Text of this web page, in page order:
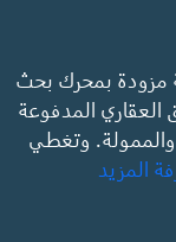
مزودة بمحرك بحث
المدفوعة
والممولة. وتغطي
المزيد